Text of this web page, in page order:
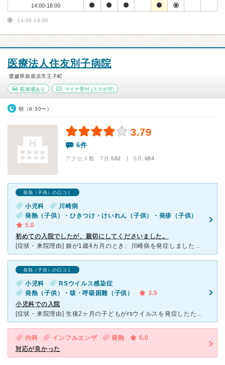
14:00-18:00
14:00-16:00
医療法人住友別子病院
愛媛県新居浜市王子町
駐車場あり マイナ受付(スマホ可)
朝（8:30〜）
3.79
6件
アクセス数 7月:582 | 6月:684
発熱（子供）の口コミ
小児科
川崎病
発熱（子供）・ひきつけ・けいれん（子供）・発疹（子供）
5.0
初めての入院でしたが、親切にしてくださいました。
[症状・来院理由] 娘が1歳4カ月のとき、川崎病を発症しました。 高熱が2～3日続き、けいれんと顔や体に発疹がありました。 他病院を受診し、入院になったので紹介で住友病院にかかりました。
発熱（子供）の口コミ
小児科
RSウイルス感染症
発熱（子供）・咳・呼吸困難（子供）
3.5
小児科での入院
[症状・来院理由] 生後2ヶ月の子どもがrsウイルスを発症したため入院しました。 [医師の診断・治療法] 他の小児科で誤診をされ、発見が遅れて命の危機に陥りました。 先生は迅速な対応をして下さ
内科 インフルエンザ 発熱
5.0
対応が良かった